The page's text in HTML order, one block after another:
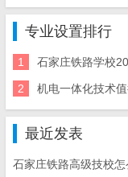
专业设置排行
1 石家庄铁路学校
2 机电一体化技术
最近发表
石家庄铁路高级技校怎